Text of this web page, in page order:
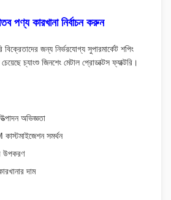
পণ্য কারখানা নির্বাচন করুন
বিক্রেতাদের জন্য নির্ভরযোগ্য সুপারমার্কেট শপিং
চ্যাংশু জিনশেং মেটাল প্রোডাক্টস ফ্যাক্টরি।
অভিজ্ঞতা
সমর্থন
উপকরণ
দাম